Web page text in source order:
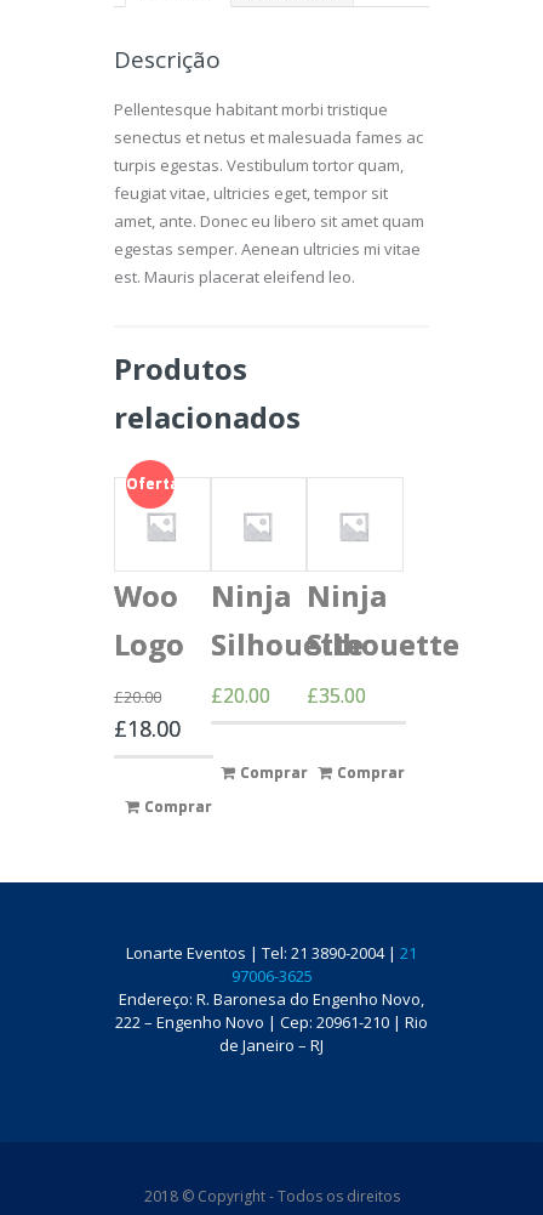
Descrição
Pellentesque habitant morbi tristique
senectus et netus et malesuada fames ac
turpis egestas. Vestibulum tortor quam,
feugiat vitae, ultricies eget, tempor sit
amet, ante. Donec eu libero sit amet quam
egestas semper. Aenean ultricies mi vitae
est. Mauris placerat eleifend leo.
Produtos
relacionados
Oferta!
Woo
Logo
£20.00
£18.00
Comprar
Ninja
Silhouette
£20.00
Comprar
Ninja
Silhouette
£35.00
Comprar
Lonarte Eventos | Tel: 21 3890-2004 | 21
97006-3625
Endereço: R. Baronesa do Engenho Novo,
222 – Engenho Novo | Cep: 20961-210 | Rio
de Janeiro – RJ
2018 © Copyright - Todos os direitos